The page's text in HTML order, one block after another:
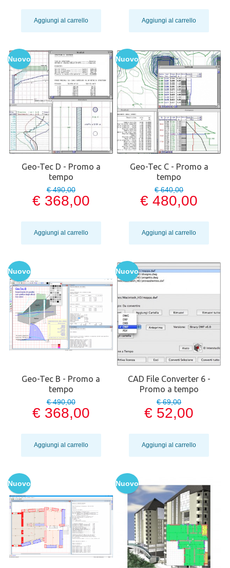
Aggiungi al carrello Aggiungi al carrello
Nuovo
Geo-Tec D - Promo a
tempo
€ 490,00
€ 368,00
Aggiungi al carrello
Nuovo
Geo-Tec C - Promo a
tempo
€ 640,00
€ 480,00
Aggiungi al carrello
Nuovo
Geo-Tec B - Promo a
tempo
€ 490,00
€ 368,00
Aggiungi al carrello
Nuovo
CAD File Converter 6 -
Promo a tempo
€ 69,00
€ 52,00
Aggiungi al carrello
Nuovo Nuovo